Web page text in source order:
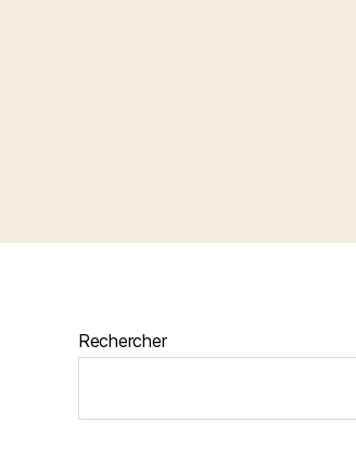
Rechercher